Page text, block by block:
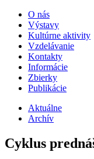
O nás
Výstavy
Kultúrne aktivity
Vzdelávanie
Kontakty
Informácie
Zbierky
Publikácie
Aktuálne
Archív
Cyklus